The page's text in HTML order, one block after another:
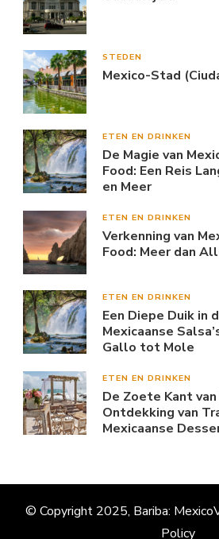
STEDEN
Mexico-Stad
ETEN EN DRINKEN
De Magie van
Food: Een Reis
en Meer
ETEN EN DRINKEN
Verkenning van
Food: Meer dan
ETEN EN DRINKEN
Een Diepe Duik in
Mexicaanse
Gallo tot Mole
ETEN EN DRINKEN
De Zoete Kant van
Ontdekking van
Mexicaanse
© Copyright 2025, Bariba:
Policy